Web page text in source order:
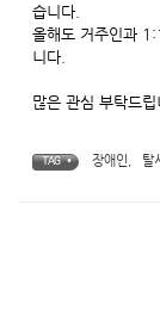
습니다.
올해도 거주인과
니다.
많은 관심 부탁드립
TAG • 장애인 탈